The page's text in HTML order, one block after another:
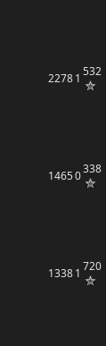
22781 532
14650338
13381 720